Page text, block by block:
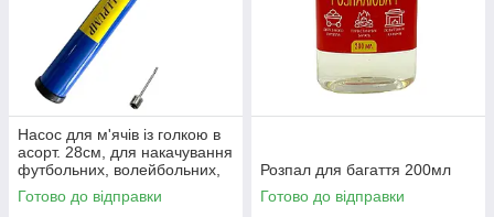
Насос для м'ячів із голкою в
асорт. 28см, для накачування
футбольних, волейбольних,
баскетбольних м’ячів
Готово до відправки
Розпал для багаття 200мл
Готово до відправки